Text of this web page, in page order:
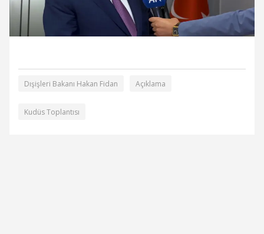
Dışişleri Bakanı Hakan Fidan Açıklama
Kudüs Toplantısı